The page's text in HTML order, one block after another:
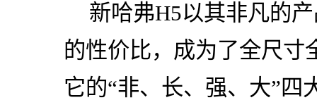
新哈弗H5以其非凡的
的性价比，成为了全尺寸
它的“非、长、强、大”四